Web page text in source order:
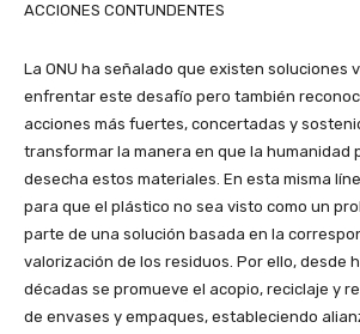
ACCIONES CONTUNDENTES
La ONU ha señalado que existen soluciones
enfrentar este desafío pero también
acciones más fuertes, concertadas y
transformar la manera en que la humanidad
desecha estos materiales. En esta misma
para que el plástico no sea visto como un
parte de una solución basada en la
valorización de los residuos. Por ello, desde
décadas se promueve el acopio, reciclaje y
de envases y empaques, estableciendo